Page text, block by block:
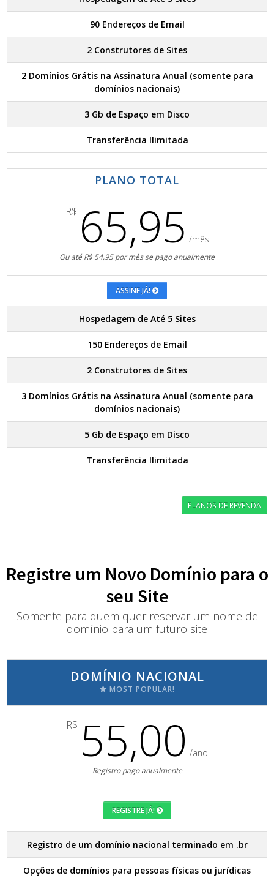
90 Endereços de Email
2 Construtores de Sites
2 Domínios Grátis na Assinatura Anual (somente para
domínios nacionais)
3 Gb de Espaço em Disco
Transferência Ilimitada
PLANO TOTAL
R$ 65,95 /mês
Ou até R$ 54,95 por mês se pago anualmente
ASSINE JÁ!
Hospedagem de Até 5 Sites
150 Endereços de Email
2 Construtores de Sites
3 Domínios Grátis na Assinatura Anual (somente para
domínios nacionais)
5 Gb de Espaço em Disco
Transferência Ilimitada
PLANOS DE REVENDA
Registre um Novo Domínio para o
seu Site
Somente para quem quer reservar um nome de
domínio para um futuro site
DOMÍNIO NACIONAL
MOST POPULAR!
R$ 55,00 /ano
Registro pago anualmente
REGISTRE JÁ!
Registro de um domínio nacional terminado em .br
Opções de domínios para pessoas físicas ou jurídicas